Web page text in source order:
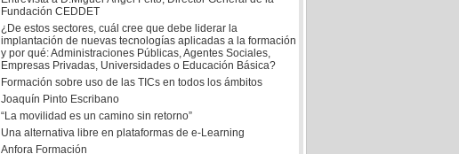
Fundación CEDDET
¿De estos sectores, cuál cree que debe liderar la
implantación de nuevas tecnologías aplicadas a la formación
y por qué: Administraciones Públicas, Agentes Sociales,
Empresas Privadas, Universidades o Educación Básica?
Formación sobre uso de las TICs en todos los ámbitos
Joaquín Pinto Escribano
“La movilidad es un camino sin retorno”
Una alternativa libre en plataformas de e-Learning
Anfora Formación